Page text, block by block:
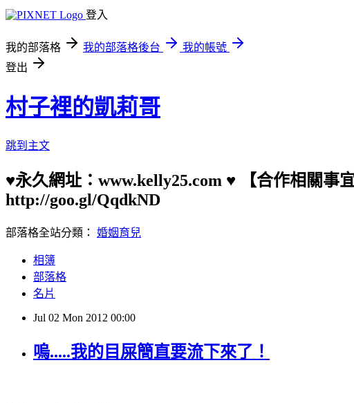
登入
我的部落格 我的部落格後台
我的帳號
登出
村子裡的凱莉哥
跳到主文
♥永久網址：www.kelly25.com ♥ 【合作相關事
http://goo.gl/QqdkND
部落格全站分類： 婚姻育兒
相簿
部落格
名片
Jul 02 Mon 2012 00:00
嗚.....我的目屎簡直要流下來了！